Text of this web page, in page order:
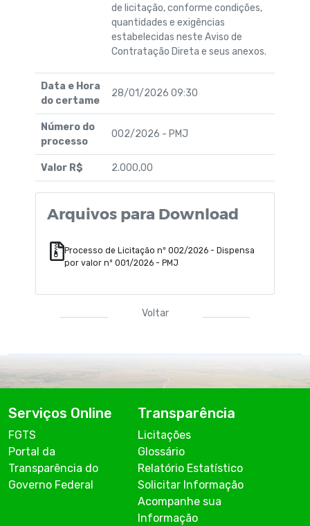
de licitação, conforme condições,
quantidades e exigências
estabelecidas neste Aviso de
Contratação Direta e seus anexos.
Data e Hora
do certame
28/01/2026 09:30
Número do
processo
002/2026 - PMJ
Valor R$ 2.000,00
Arquivos para Download
Processo de Licitação nº 002/2026 - Dispensa
por valor nº 001/2026 - PMJ
Voltar
Serviços Online
FGTS
Portal da
Transparência do
Governo Federal
Transparência
Licitações
Glossário
Relatório Estatístico
Solicitar Informação
Acompanhe sua
Informação